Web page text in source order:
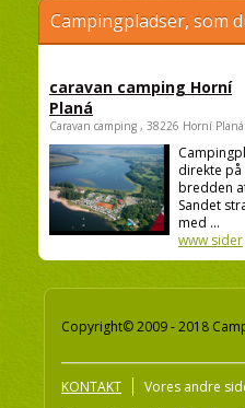
Campingpladser, som
caravan camping Horní
Planá
Caravan camping , 38226 Horní Planá
direkte på
bredden
Sandet
med ...
www sider
Copyright© 2009 - 2018
KONTAKT Vores andre